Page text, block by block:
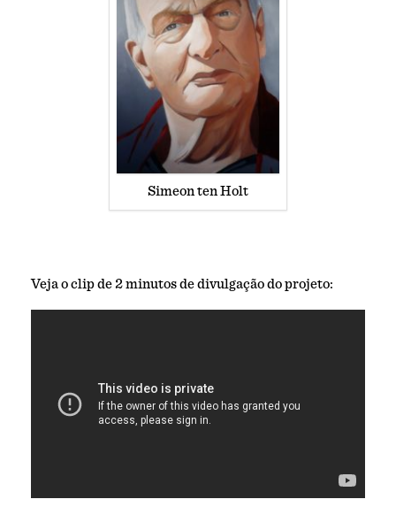
Simeon ten Holt
Veja o clip de 2 minutos de divulgação do projeto: